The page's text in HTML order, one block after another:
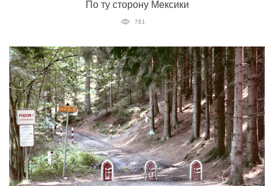
По ту сторону Мексики
781